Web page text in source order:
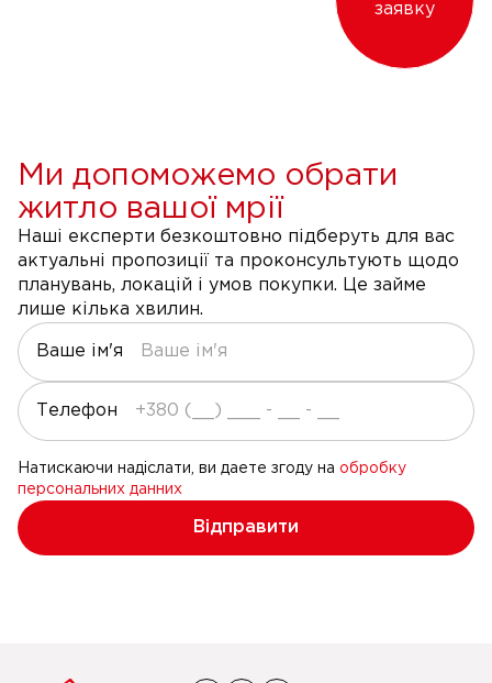
заявку
Ми допоможемо обрати
житло вашої мрії
Наші експерти безкоштовно підберуть для вас
актуальні пропозиції та проконсультують щодо
планувань, локацій і умов покупки. Це займе
лише кілька хвилин.
Ваше ім'я
Телефон
Натискаючи надіслати, ви даете згоду на обробку
персональних данних
Відправити